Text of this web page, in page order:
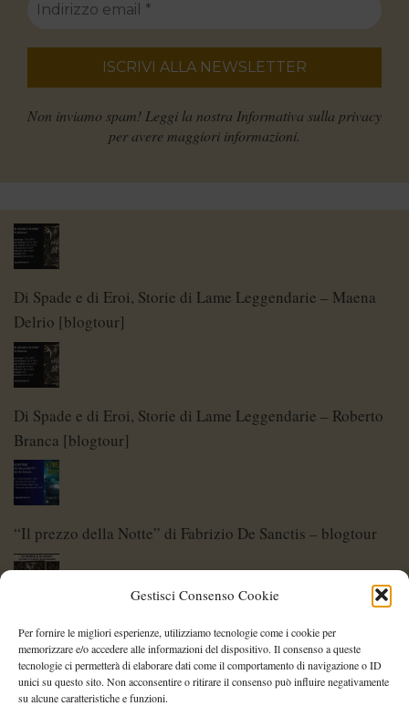
Gestisci Consenso Cookie
Per fornire le migliori esperienze, utilizziamo tecnologie come i cookie per
memorizzare e/o accedere alle informazioni del dispositivo. Il consenso a queste
tecnologie ci permetterà di elaborare dati come il comportamento di navigazione o ID
unici su questo sito. Non acconsentire o ritirare il consenso può influire negativamente
su alcune caratteristiche e funzioni.
Non inviamo spam! Leggi la nostra Informativa sulla privacy
per avere maggiori informazioni.
Di Spade e di Eroi, Storie di Lame Leggendarie – Maena
Delrio [blogtour]
Di Spade e di Eroi, Storie di Lame Leggendarie – Roberto
Branca [blogtour]
“Il prezzo della Notte” di Fabrizio De Sanctis – blogtour
Di Spade e di Eroi – Storie di Lame Leggendarie